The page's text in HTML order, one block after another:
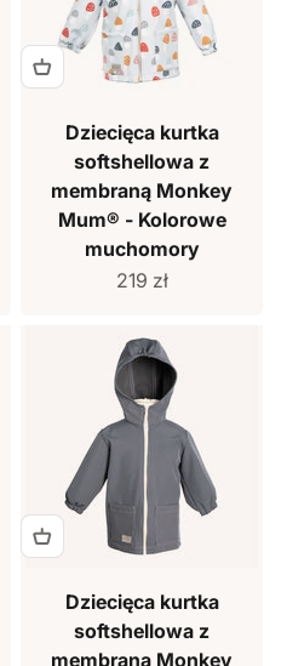
Dziecięca kurtka
softshellowa z
membraną Monkey
Mum® - Kolorowe
muchomory
Cena sprzedaży
219 zł
Dziecięca kurtka
softshellowa z
membraną Monkey